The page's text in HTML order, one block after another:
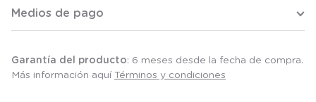
Medios de pago
Garantía del producto: 6 meses desde la fecha de compra.
Más información aquí Términos y condiciones